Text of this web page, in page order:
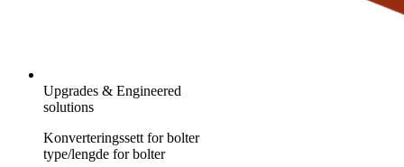
Upgrades & Engineered
solutions
Konverteringssett for bolter
type/lengde for bolter